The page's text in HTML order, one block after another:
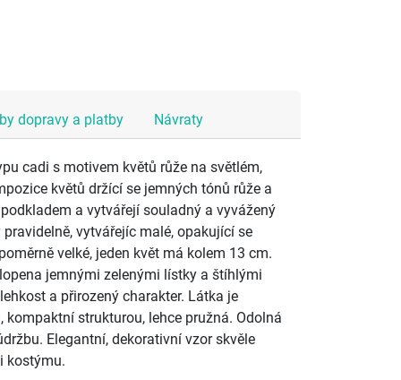
dopravy a platby Návraty
cadi s motivem květů růže na světlém,
květů držící se jemných tónů růže a
a vytvářejí souladný a vyvážený
vytvářejíc malé, opakující se
velké, jeden květ má kolem 13 cm.
jemnými zelenými lístky a štíhlými
a přirozený charakter. Látka je
kompaktní strukturou, lehce pružná. Odolná
Elegantní, dekorativní vzor skvěle
kostýmu.